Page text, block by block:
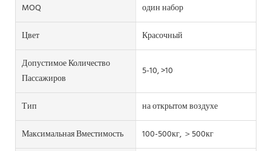
MOQ
один набор
Цвет
Красочный
Допустимое Количество
Пассажиров
5-10, >10
Тип
на открытом воздухе
Максимальная Вместимость
100-500кг, ＞500кг